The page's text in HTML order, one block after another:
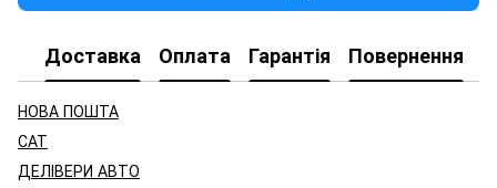
Доставка Оплата Гарантія Повернення
НОВА ПОШТА
САТ
ДЕЛІВЕРИ АВТО